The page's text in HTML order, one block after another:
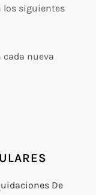
los siguientes
nueva
De